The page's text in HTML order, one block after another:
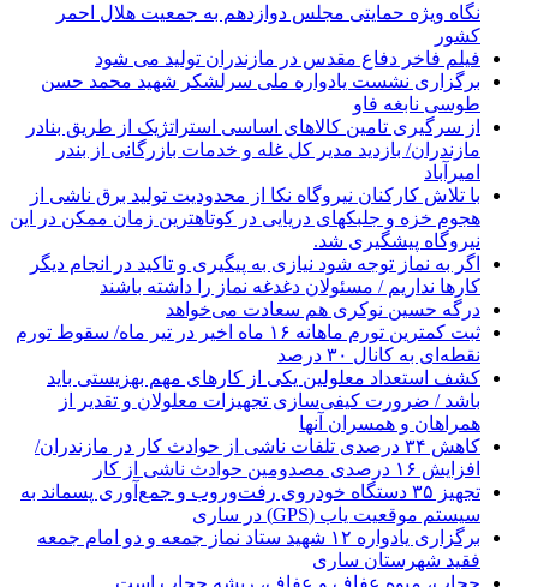
نگاه ویژه حمایتی مجلس دوازدهم به جمعیت هلال احمر
کشور
فیلم فاخر دفاع مقدس در مازندران تولید می شود
برگزاری نشست یادواره ملی سرلشکر شهید محمد حسن
طوسی نابغه فاو
از سرگیری تامین کالاهای اساسی استراتژیک از طریق بنادر
مازندران/ بازدید مدیر کل غله و خدمات بازرگانی از بندر
امیرآباد
با تلاش کارکنان نیروگاه نکا از محدودیت تولید برق ناشی از
هجوم خزه و جلبکهای دریایی در کوتاهترین زمان ممکن در این
نیروگاه پیشگیری شد.
اگر به نماز توجه شود نیازی به پیگیری و تاکید در انجام دیگر
کارها نداریم / مسئولان دغدغه نماز را داشته باشند
درگه حسین نوکری هم سعادت می‌خواهد
ثبت کمترین تورم ماهانه ۱۶ ماه اخیر در تیر ماه/ سقوط تورم
نقطه‌ای به کانال ۳۰ درصد
کشف استعداد معلولین یکی از کارهای مهم بهزیستی باید
باشد / ضرورت کیفی‌سازی تجهیزات معلولان و تقدیر از
همراهان و همسران آنها
کاهش ۳۴ درصدی تلفات ناشی از حوادث كار در مازندران/
افزایش ۱۶ درصدی مصدومین حوادث ناشی از کار
تجهیز ۳۵ دستگاه خودروی رفت‌وروب و جمع‌آوری پسماند به
سیستم موقعیت یاب (GPS) در ساری
برگزاری یادواره ۱۲ شهید ستاد نماز جمعه و دو امام جمعه
فقید شهرستان ساری
حجاب، میوه عفاف و عفاف، ریشه حجاب است